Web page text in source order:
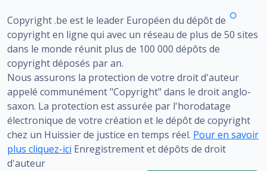
Copyright .be est le leader Européen du dépôt de
copyright en ligne qui avec un réseau de plus de 50 sites
dans le monde réunit plus de 100 000 dépôts de
copyright déposés par an.
Nous assurons la protection de votre droit d'auteur
appelé communément "Copyright" dans le droit anglo-
saxon. La protection est assurée par l'horodatage
électronique de votre création et le dépôt de copyright
chez un Huissier de justice en temps réel. Pour en savoir
plus cliquez-ici Enregistrement et dépôts de droit
d'auteur